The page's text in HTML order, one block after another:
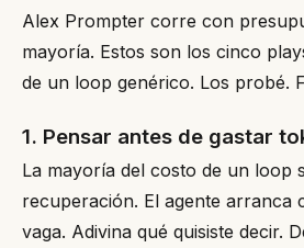
Alex Prompter corre con
mayoría. Estos son los cinco
de un loop genérico. Los probé.
1. Pensar antes de gastar
La mayoría del costo de un loop
recuperación. El agente arranca
vaga. Adivina qué quisiste decir.